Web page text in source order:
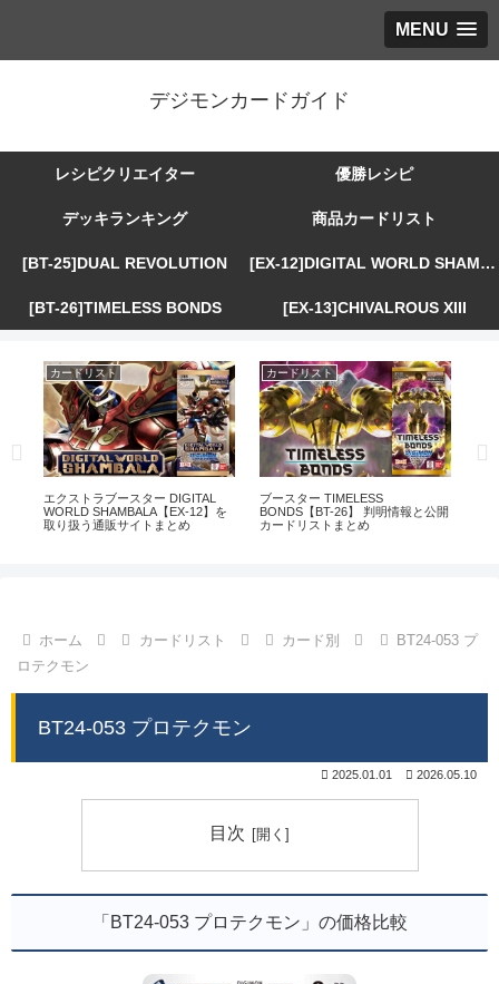
MENU
デジモンカードガイド
レシピクリエイター 優勝レシピ
デッキランキング 商品カードリスト
[BT-25]DUAL REVOLUTION [EX-12]DIGITAL WORLD SHAMBALA
[BT-26]TIMELESS BONDS [EX-13]CHIVALROUS XIII
カードリスト
エクストラブースター DIGITAL
WORLD SHAMBALA【EX-12】を
取り扱う通販サイトまとめ
カードリスト
ブースター TIMELESS
BONDS【BT-26】 判明情報と公開
カードリストまとめ
ホーム カードリスト カード別
BT24-053 プ
ロテクモン
BT24-053 プロテクモン
2025.01.01 2026.05.10
目次
「BT24-053 プロテクモン」の価格比較